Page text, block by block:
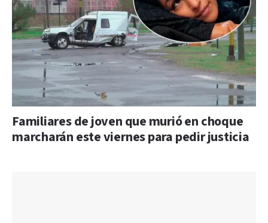
Familiares de joven que murió en choque
marcharán este viernes para pedir justicia